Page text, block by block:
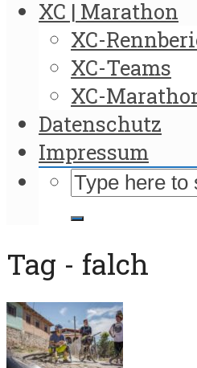
XC | Marathon
XC-
XC-Teams
XC-
Datenschutz
Impressum
Tag - falch